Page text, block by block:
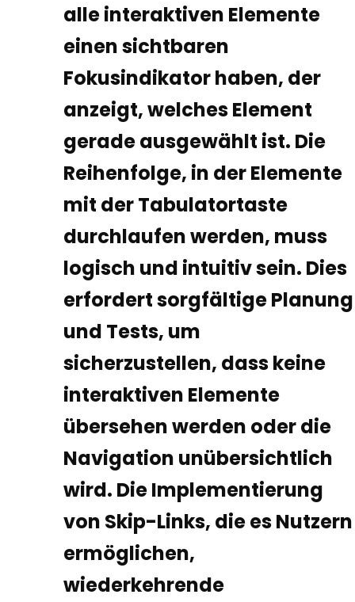
alle interaktiven Elemente
einen sichtbaren
Fokusindikator haben, der
anzeigt, welches Element
gerade ausgewählt ist. Die
Reihenfolge, in der Elemente
mit der Tabulatortaste
durchlaufen werden, muss
logisch und intuitiv sein. Dies
erfordert sorgfältige Planung
und Tests, um
sicherzustellen, dass keine
interaktiven Elemente
übersehen werden oder die
Navigation unübersichtlich
wird. Die Implementierung
von Skip-Links, die es Nutzern
ermöglichen,
wiederkehrende